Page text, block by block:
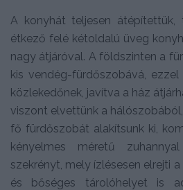
A konyhát teljesen átépítettük,
étkező felé kétoldalú üveg
nagy átjáróval. A földszinten a
kis vendég-fürdőszobává,
közlekedőnek, javítva a ház
viszont elvettünk a
fő fürdőszobát alakítsunk ki,
kényelmes méretű
szekrényt, mely ízlésesen elrejti
és bőséges tárolóhelyet is